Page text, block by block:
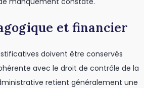
et financier
doivent être conservés
avec le droit de contrôle de la
retient généralement une